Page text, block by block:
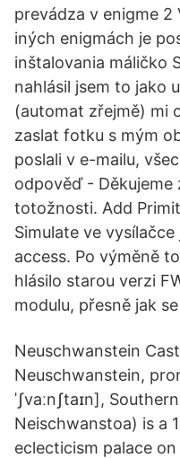
prevádza v enigme 2
iných enigmách je
inštalovania máličko
nahlásil jsem to jako
(automat zřejmě) mi
zaslat fotku s mým
poslali v e-mailu,
odpověď - Děkujeme
totožnosti. Add
Simulate ve
access. Po výměně
hlásilo starou verzi
modulu, přesně jak
Neuschwanstein
Neuschwanstein,
ˈʃvaːnʃtaɪn],
Neischwanstoa) is a
eclecticism palace